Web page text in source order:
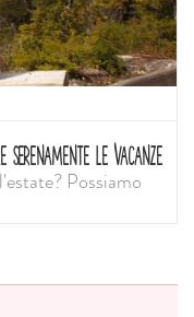
SERENAMENTE LE VACANZE
Possiamo